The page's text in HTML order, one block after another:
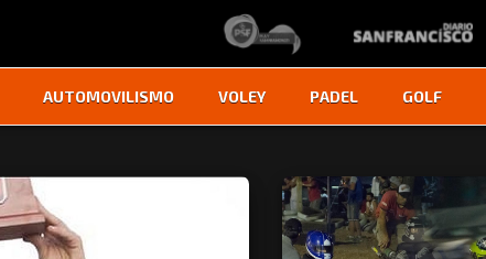
AUTOMOVILISMO VOLEY PADEL GOLF